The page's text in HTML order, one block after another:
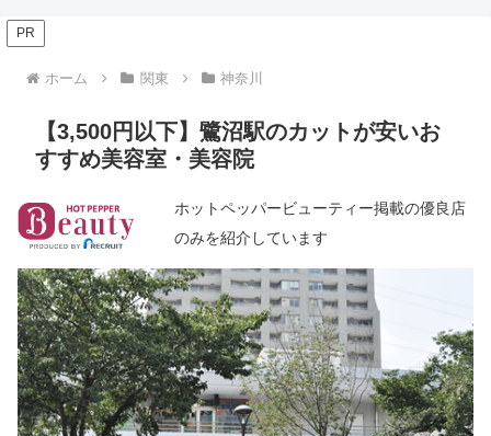
PR
ホーム 関東 神奈川
【3,500円以下】鷺沼駅のカットが安いお
すすめ美容室・美容院
ホットペッパービューティー掲載の優良店
のみを紹介しています